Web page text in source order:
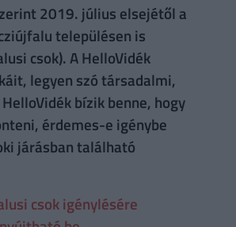
2019. július elsejétől a
településen is
csok). A HelloVidék
legyen szó társadalmi,
bízik benne, hogy
érdemes-e igénybe
járásban található
csok igénylésére